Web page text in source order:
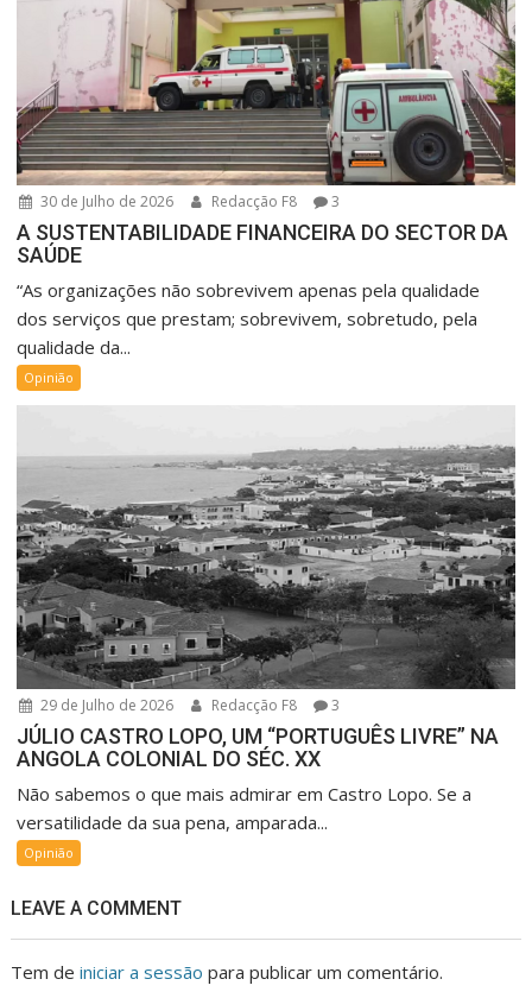
30 de Julho de 2026 Redacção F8 3
A SUSTENTABILIDADE FINANCEIRA DO SECTOR DA
SAÚDE
“As organizações não sobrevivem apenas pela qualidade
dos serviços que prestam; sobrevivem, sobretudo, pela
qualidade da...
Opinião
29 de Julho de 2026 Redacção F8 3
JÚLIO CASTRO LOPO, UM “PORTUGUÊS LIVRE” NA
ANGOLA COLONIAL DO SÉC. XX
Não sabemos o que mais admirar em Castro Lopo. Se a
versatilidade da sua pena, amparada...
Opinião
LEAVE A COMMENT
Tem deiniciar a sessão para publicar um comentário.